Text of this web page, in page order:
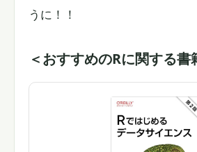
うに！！
＜おすすめのRに関する書